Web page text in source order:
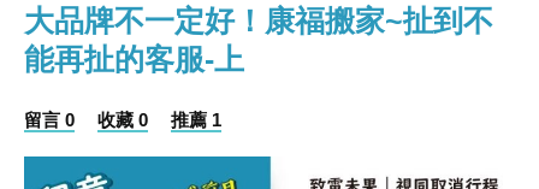
大品牌不一定好！康福搬家~扯到不
能再扯的客服-上
留言 0 收藏 0 推薦 1